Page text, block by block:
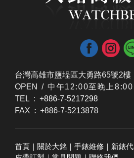
台灣高雄市鹽埕區大勇路65號2樓
OPEN / 中午12:00至晚上
TEL : +886-7-5217298
FAX : +886-7-5213878
首頁 ｜ 關於大銘 ｜ 手錶維修 ｜ 新錶